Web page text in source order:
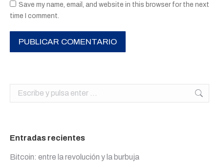
Save my name, email, and website in this browser for the next
time I comment.
PUBLICAR COMENTARIO
Buscar:
Entradas recientes
Bitcoin: entre la revolución y la burbuja